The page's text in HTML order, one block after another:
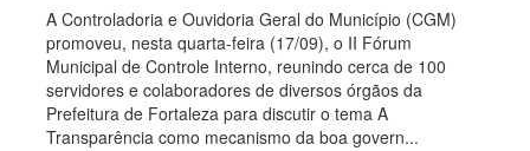
A Controladoria e Ouvidoria Geral do Município (CGM)
promoveu, nesta quarta-feira (17/09), o II Fórum
Municipal de Controle Interno, reunindo cerca de 100
servidores e colaboradores de diversos órgãos da
Prefeitura de Fortaleza para discutir o tema A
Transparência como mecanismo da boa govern...